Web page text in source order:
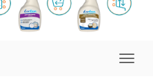
Toggle